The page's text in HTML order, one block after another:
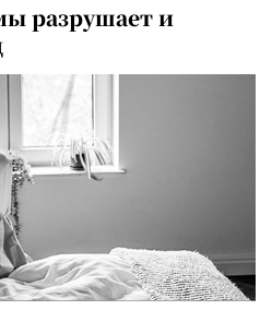
разрушает и